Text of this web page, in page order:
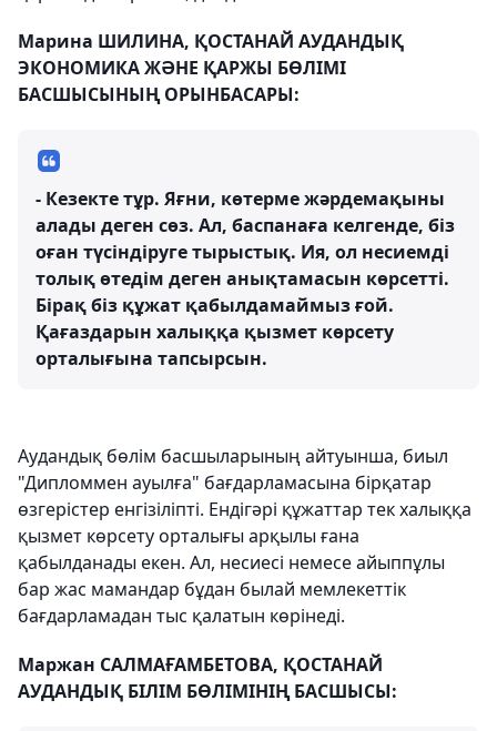
Марина ШИЛИНА, ҚОСТАНАЙ АУДАНДЫҚ
ЭКОНОМИКА ЖӘНЕ ҚАРЖЫ БӨЛІМІ
БАСШЫСЫНЫҢ ОРЫНБАСАРЫ:
- Кезекте тұр. Яғни, көтерме жәрдемақыны
алады деген сөз. Ал, баспанаға келгенде, біз
оған түсіндіруге тырыстық. Ия, ол несиемді
толық өтедім деген анықтамасын көрсетті.
Бірақ біз құжат қабылдамаймыз ғой.
Қағаздарын халыққа қызмет көрсету
орталығына тапсырсын.
Аудандық бөлім басшыларының айтуынша, биыл
"Дипломмен ауылға" бағдарламасына бірқатар
өзгерістер енгізіліпті. Ендігәрі құжаттар тек халыққа
қызмет көрсету орталығы арқылы ғана
қабылданады екен. Ал, несиесі немесе айыппұлы
бар жас мамандар бұдан былай мемлекеттік
бағдарламадан тыс қалатын көрінеді.
Маржан САЛМАҒАМБЕТОВА, ҚОСТАНАЙ
АУДАНДЫҚ БІЛІМ БӨЛІМІНІҢ БАСШЫСЫ: